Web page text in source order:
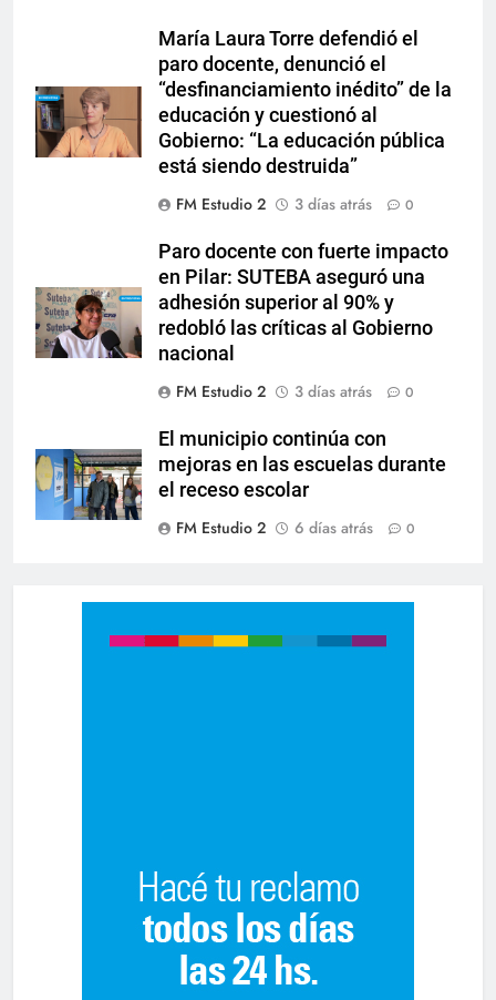
María Laura Torre defendió el
paro docente, denunció el
“desfinanciamiento inédito” de la
educación y cuestionó al
Gobierno: “La educación pública
está siendo destruida”
FM Estudio 2
3 días atrás 0
Paro docente con fuerte impacto
en Pilar: SUTEBA aseguró una
adhesión superior al 90% y
redobló las críticas al Gobierno
nacional
FM Estudio 2
3 días atrás 0
El municipio continúa con
mejoras en las escuelas durante
el receso escolar
FM Estudio 2
6 días atrás 0